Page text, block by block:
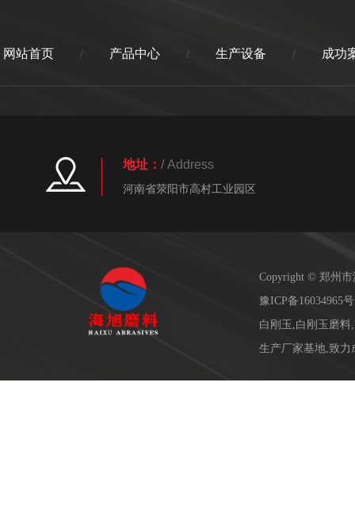
网站首页 / 产品中心 / 生产设备 / 成功
地址： / Address
河南省荥阳市高村工业园区
Copyright © 郑州
豫ICP备16034965号
白刚玉,白刚玉磨
生产厂家基地,致力